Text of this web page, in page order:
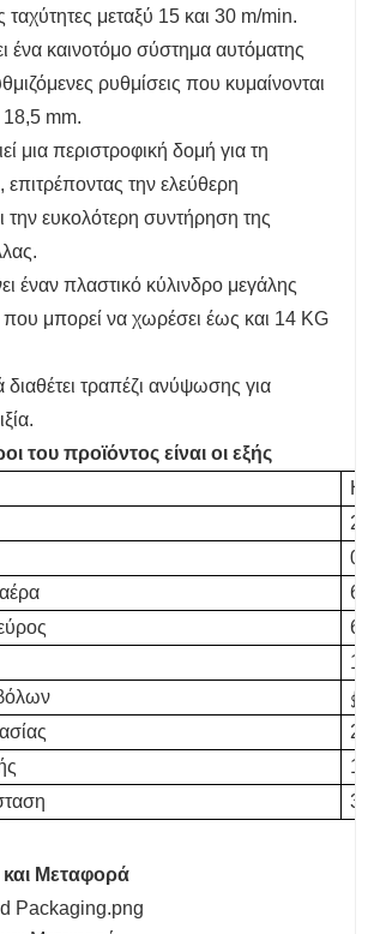
ταχύτητες μεταξύ 15 και 30 m/min.
ένα καινοτόμο σύστημα αυτόματης
ρυθμίσεις που κυμαίνονται
mm.
μια περιστροφική δομή για τη
την ελεύθερη
την ευκολότερη συντήρηση της
έναν πλαστικό κύλινδρο μεγάλης
που μπορεί να χωρέσει έως και 14 KG
διαθέτει τραπέζι ανύψωσης για
του προϊόντος είναι οι εξής
2-
Μεταφορά